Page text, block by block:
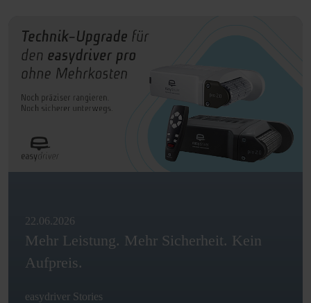
22.06.2026
Mehr Leistung. Mehr Sicherheit. Kein
Aufpreis.
easydriver Stories